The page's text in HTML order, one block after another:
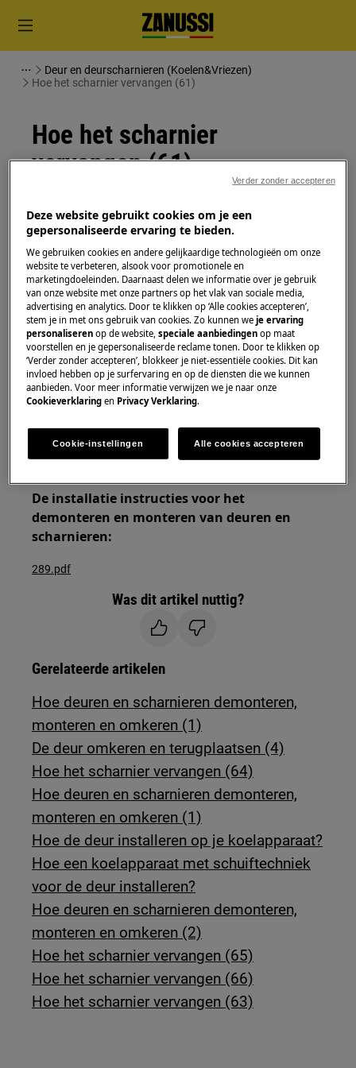
Deur en deurscharnieren (Koelen&Vriezen)
Hoe het scharnier vervangen (61)
Hoe het scharnier
vervangen (61)
Oplossing
Schakel het apparaat uit en trek de stekker uit het
stopcontactvoordat je met
onderhoudswerkzaamheden begint.
Wees altijd voorzichtig bij het verplaatsen van
apparaten, voor zware apparaten zijn twee
personen nodig om het te verplaatsen.
Gebruik altijd veiligheidshandschoenen en gesloten
schoeisel.
Houd er rekening mee dat zelfreparatie of niet-
professionele reparatie gevolgen kan hebben voor
De installatie instructies voor het
demonteren en monteren van deuren en
scharnieren:
289.pdf
Was dit artikel nuttig?
Gerelateerde artikelen
Hoe deuren en scharnieren demonteren,
monteren en omkeren (1)
De deur omkeren en terugplaatsen (4)
Hoe het scharnier vervangen (64)
Hoe deuren en scharnieren demonteren,
monteren en omkeren (1)
Hoe de deur installeren op je koelapparaat?
Hoe een koelapparaat met schuiftechniek
voor de deur installeren?
Hoe deuren en scharnieren demonteren,
monteren en omkeren (2)
Hoe het scharnier vervangen (65)
Hoe het scharnier vervangen (66)
Hoe het scharnier vervangen (63)
Deze website gebruikt cookies om je een
gepersonaliseerde ervaring te bieden.
We gebruiken cookies en andere gelijkaardige technologieën om onze
website te verbeteren, alsook voor promotionele en
marketingdoeleinden. Daarnaast delen we informatie over je gebruik
van onze website met onze partners op het vlak van sociale media,
advertising en analytics. Door te klikken op ‘Alle cookies accepteren’,
stem je in met ons gebruik van cookies. Zo kunnen weje ervaring
personaliseren op de website,speciale aanbiedingen op maat
voorstellen en je gepersonaliseerde reclame tonen. Door te klikken op
‘Verder zonder accepteren’, blokkeer je niet-essentiële cookies. Dit kan
invloed hebben op je surfervaring en op de diensten die we kunnen
aanbieden. Voor meer informatie verwijzen we je naar onze
Cookieverklaring en Privacy Verklaring.
Cookie-instellingen Alle cookies accepteren
Verder zonder accepteren